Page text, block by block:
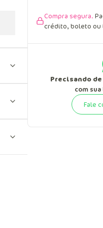
Compra segura.
crédito, boleto ou
Precisando
com
Fale